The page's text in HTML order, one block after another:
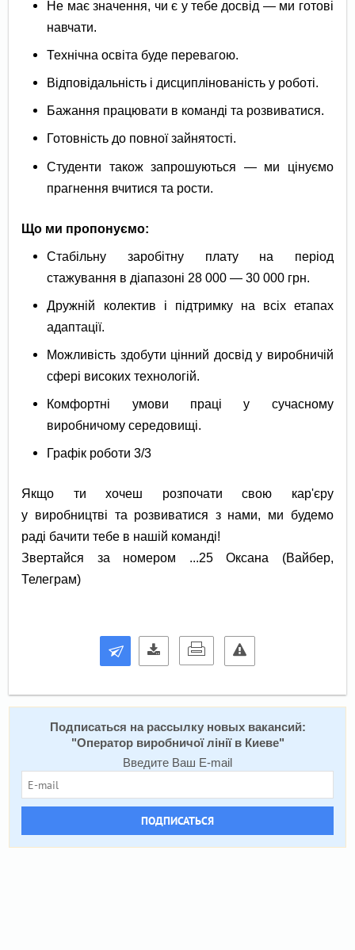
Не має значення, чи є у тебе досвід — ми готові
навчати.
Технічна освіта буде перевагою.
Відповідальність і дисциплінованість у роботі.
Бажання працювати в команді та розвиватися.
Готовність до повної зайнятості.
Студенти також запрошуються — ми цінуємо
прагнення вчитися та рости.
Що ми пропонуємо:
Стабільну заробітну плату на період
стажування в діапазоні 28 000 — 30 000 грн.
Дружній колектив і підтримку на всіх етапах
адаптації.
Можливість здобути цінний досвід у виробничій
сфері високих технологій.
Комфортні умови праці у сучасному
виробничому середовищі.
Графік роботи 3/3
Якщо ти хочеш розпочати свою кар'єру
у виробництві та розвиватися з нами, ми будемо
раді бачити тебе в нашій команді!
Звертайся за номером ...25 Оксана (Вайбер,
Телеграм)
Подписаться на расcылку новых вакансий:
"Оператор виробничої лінії в Киеве"
Введите Ваш E-mail
ПОДПИСАТЬСЯ